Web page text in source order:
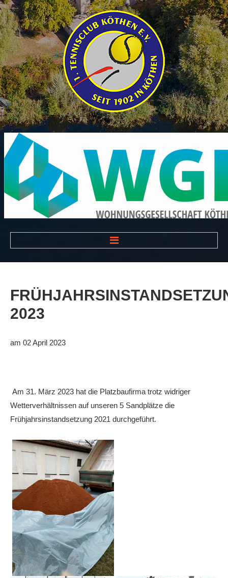
VEREIN
Der Vorstand
Downloads
Die Sponsoren
Die Fotos
MANNSCHAFTEN
Punktspiele
Punktspiele Wintersaison 2025/2026
Erwachsene
Jugend
2023
am 02 April 2023
Am 31. März 2023 hat die Platzbaufirma trotz widriger
Wetterverhältnissen auf unseren 5 Sandplätze die
Frühjahrsinstandsetzung 2021 durchgeführt.